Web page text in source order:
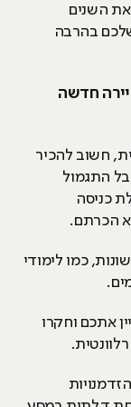
השנים
בהרבה
חדשה
חשוב להכיר
התגמול
כניסה
הכרתם.
כמו לימודי
אתכם וחקרו